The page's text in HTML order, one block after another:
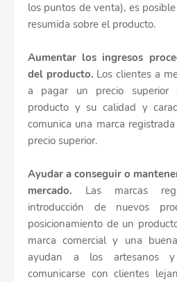
los puntos de venta), es
resumida sobre el producto.
Aumentar los ingresos
del producto. Los clientes a
a pagar un precio superior
producto y su calidad y
comunica una marca
precio superior.
Ayudar a conseguir o
mercado. Las marcas
introducción de nuevos
posicionamiento de un
marca comercial y una
ayudan a los artesanos
comunicarse con clientes